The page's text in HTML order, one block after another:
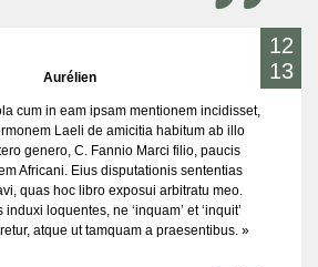
12
13
Aurélien
cum in eam ipsam mentionem incidisset,
Laeli de amicitia habitum ab illo
genero, C. Fannio Marci filio, paucis
Africani. Eius disputationis sententias
quas hoc libro exposui arbitratu meo.
loquentes, ne ‘inquam’ et ‘inquit’
atque ut tamquam a praesentibus. »